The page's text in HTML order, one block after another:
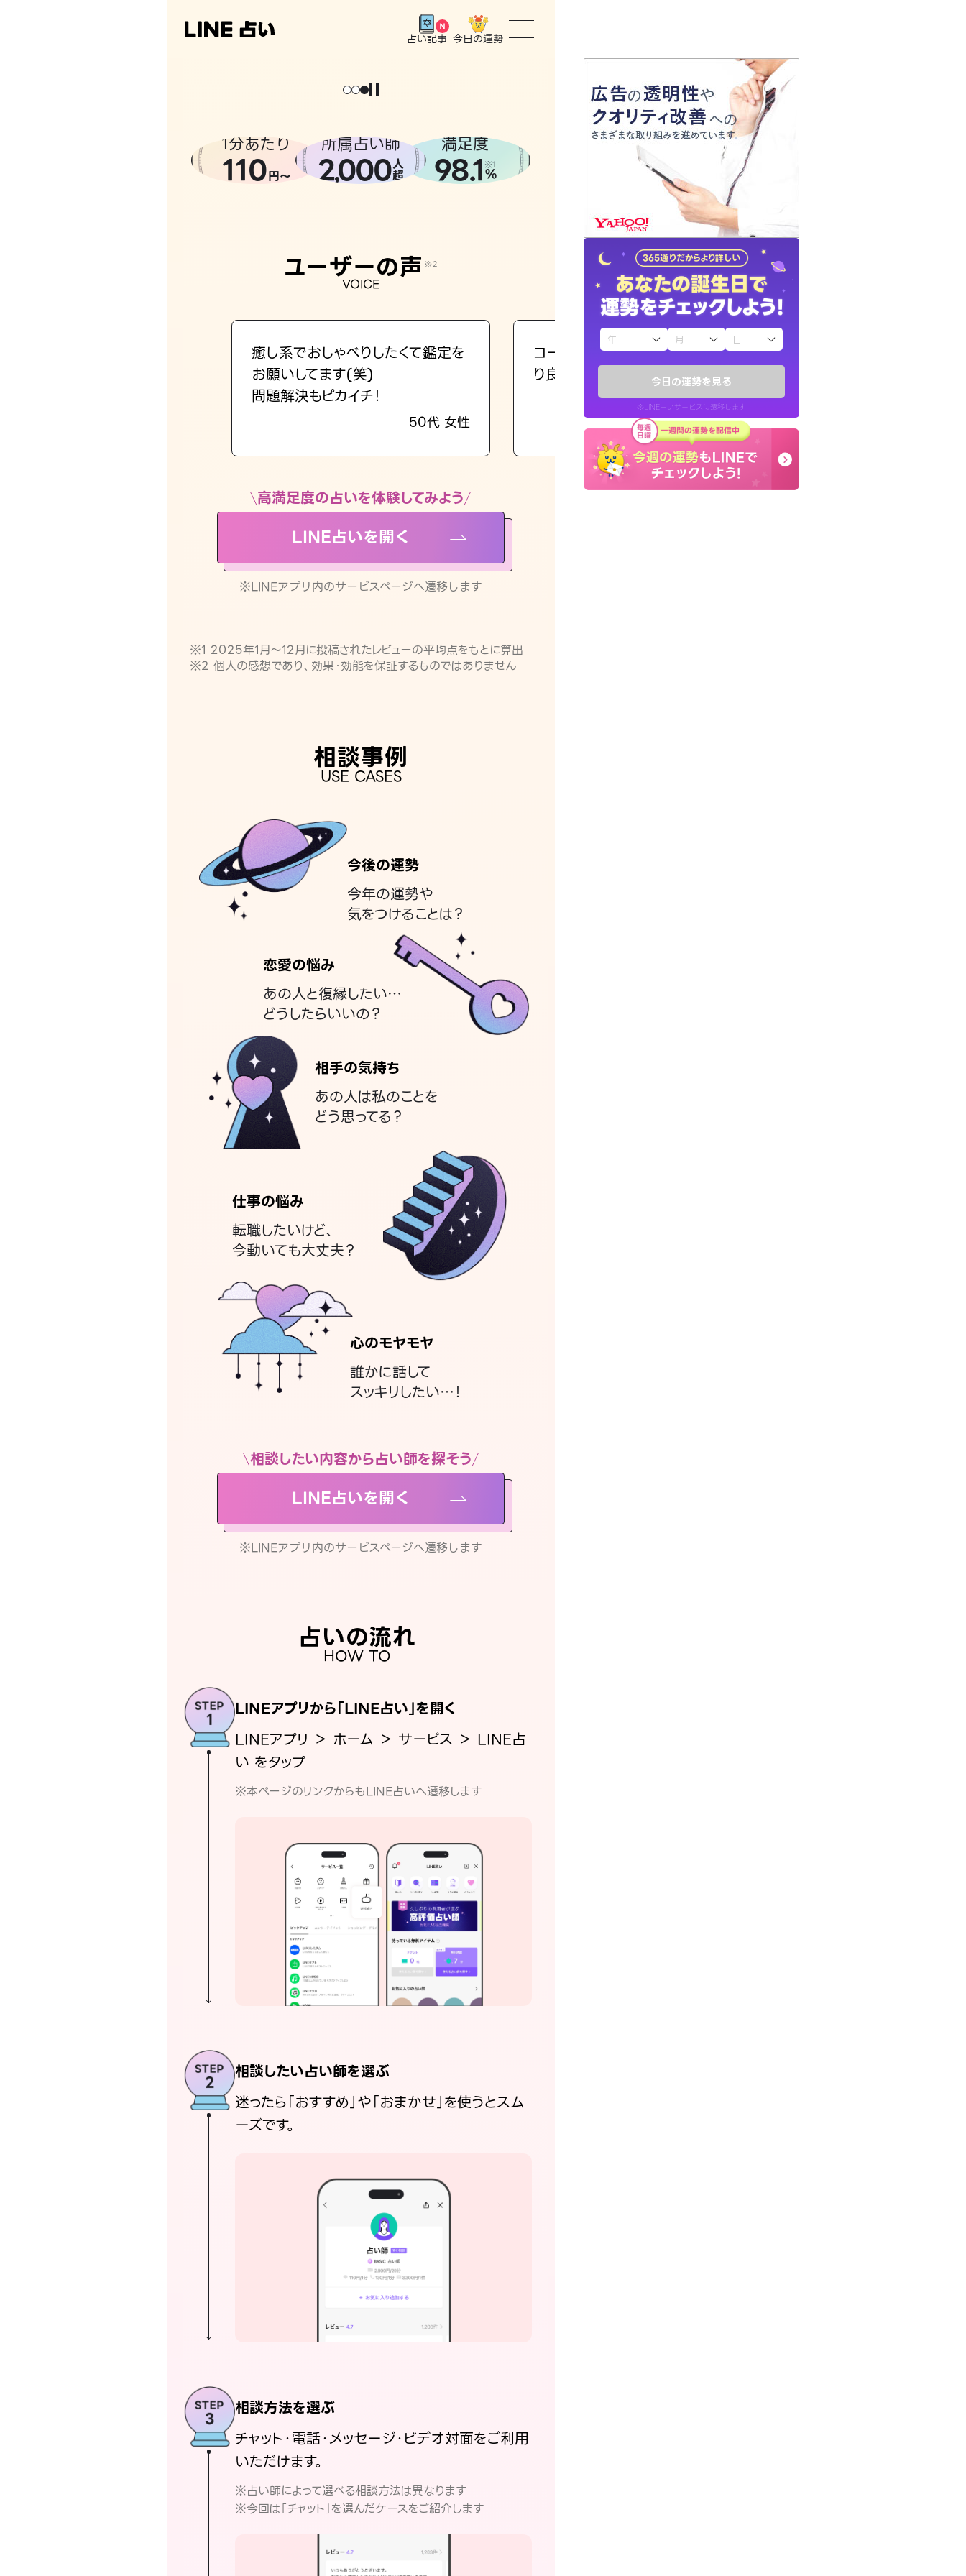
今日の運勢を見る
※LINE占いサービスに遷移します
占い記事 今日の運勢
トップ
ユーザーの声
占いの流れ
おすすめの占い師
よくある質問
えもじの子（占）12星座占い
お知らせ
1分あたり
110円〜
所属占い師
2,000人
超
満足度
98.1 ※1
%
ユーザーの声 ※2
VOICE
癒し系でおしゃべりしたくて鑑定を
お願いしてます(笑)
問題解決もピカイチ！
50代 女性
コーチのように占い結果を通してよ
り良くなる指針を提示してくれます。
30代 男性
高満足度の占いを体験してみよう
LINE占いを開く
※LINEアプリ内のサービスページへ遷移します
※1 2025年1月〜12月に投稿されたレビューの平均点をもとに算出
※2 個人の感想であり、効果・効能を保証するものではありません
相談事例
USE CASES
今後の運勢
今年の運勢や
気をつけることは？
恋愛の悩み
あの人と復縁したい…
どうしたらいいの？
相手の気持ち
あの人は私のことを
どう思ってる？
仕事の悩み
転職したいけど、
今動いても大丈夫？
心のモヤモヤ
誰かに話して
スッキリしたい…！
相談したい内容から占い師を探そう
LINE占いを開く
※LINEアプリ内のサービスページへ遷移します
占いの流れ
HOW TO
LINEアプリから「LINE占い」を開く
LINEアプリ ＞ ホーム ＞ サービス ＞ LINE占
い をタップ
※本ページのリンクからもLINE占いへ遷移します
相談したい占い師を選ぶ
迷ったら「おすすめ」や「おまかせ」を使うとスム
ーズです。
相談方法を選ぶ
チャット・電話・メッセージ・ビデオ対面をご利用
いただけます。
※占い師によって選べる相談方法は異なります
※今回は「チャット」を選んだケースをご紹介します